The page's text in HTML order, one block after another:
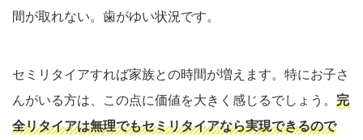
間が取れない。歯がゆい状況です。
セミリタイアすれば家族との時間が増えます。特にお子さ
んがいる方は、この点に価値を大きく感じるでしょう。 完
全リタイアは無理でもセミリタイアなら実現できるので